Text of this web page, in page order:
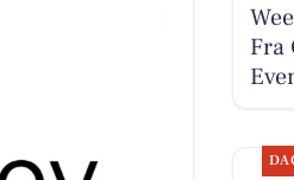
Fra